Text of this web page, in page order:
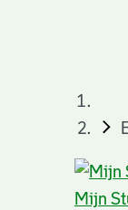
Mijn